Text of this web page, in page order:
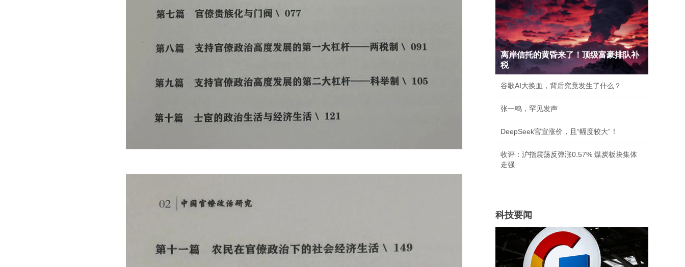
离岸信托的黄昏来了！顶级富豪排队补
税
谷歌AI大换血，背后究竟发生了什么？
张一鸣，罕见发声
DeepSeek官宣涨价，且“幅度较大”！
收评：沪指震荡反弹涨0.57% 煤炭板块集体
走强
科技要闻